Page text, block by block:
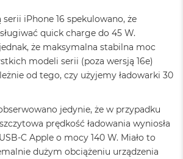
iPhone 16 spekulowano, że
quick charge do 45 W.
że maksymalna stabilna moc
modeli serii (poza wersją 16e)
od tego, czy użyjemy ładowarki 30
jedynie, że w przypadku
szczytowa prędkość ładowania wyniosła
C Apple o mocy 140 W. Miało to
dużym obciążeniu urządzenia